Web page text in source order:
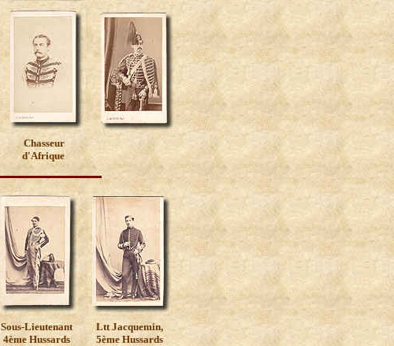
Chasseur
d'Afrique
Sous-Lieutenant
4ème Hussards
Ltt Jacquemin,
5ème Hussards